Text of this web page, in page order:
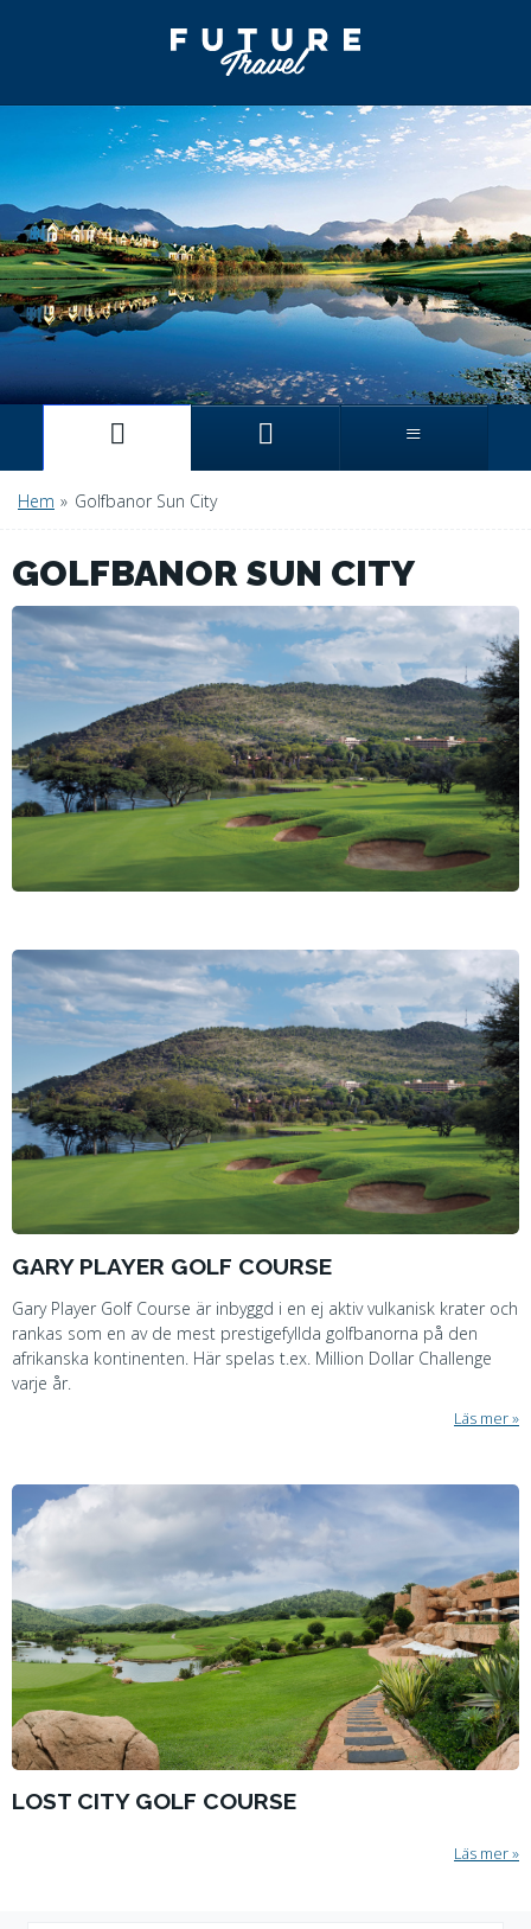
Hem » Golfbanor Sun City
GOLFBANOR SUN CITY
GARY PLAYER GOLF COURSE
Gary Player Golf Course är inbyggd i en ej aktiv vulkanisk krater och
rankas som en av de mest prestigefyllda golfbanorna på den
afrikanska kontinenten. Här spelas t.ex. Million Dollar Challenge
varje år.
Läs mer
LOST CITY GOLF COURSE
Läs mer